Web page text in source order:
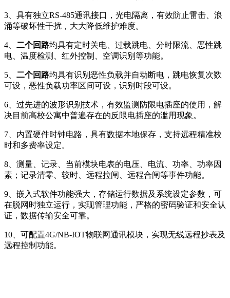
3、具有独立RS-485通讯接口，光电隔离，有效防止雷击、浪
涌等破坏性干扰，大大降低维护难度。
4、 二个回路均具有定时关电、过载跳电、分时限流、恶性跳
电、温度检测、红外控制、空调识别等功能。
5、 二个回路均具有识别恶性负载并自动断电，跳电恢复次数
可设，恶性负载功率区间可设，识别时段可设。
6、过先进的波形识别技术，有效监测防限电插座的使用，解
决目前高校公寓中普遍存在的反限电插座的滥用现象。
7、内置硬件时钟电路，具有数据本地保存，支持远程精准校
时和多费率设定。
8、测量、记录、当前模块电表的电压、电流、功率、功率因
素；记录清零、较时、远程拉闸、远程合闸等事件功能。
9、嵌入式软件功能强大，存储运行数据及系统设定参数，可
在脱网时独立运行，实现管理功能，严格的密码验证和安全认
证，数据传输安全可靠。
10、可配置4G/NB-IOT物联网通讯模块，实现无线远程抄表及
远程控制功能。